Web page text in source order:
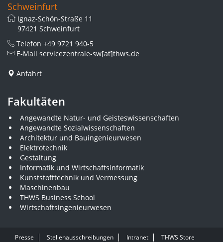
Schweinfurt
Ignaz-Schön-Straße 11
97421 Schweinfurt
Telefon +49 9721 940-5
E-Mail servicezentrale-sw[at]thws.de
Anfahrt
Fakultäten
Angewandte Natur- und Geisteswissenschaften
Angewandte Sozialwissenschaften
Architektur und Bauingenieurwesen
Elektrotechnik
Gestaltung
Informatik und Wirtschaftsinformatik
Kunststofftechnik und Vermessung
Maschinenbau
THWS Business School
Wirtschaftsingenieurwesen
Presse Stellenausschreibungen Intranet THWS Store